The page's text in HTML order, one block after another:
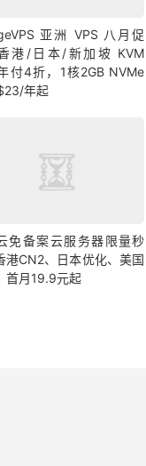
亚洲 VPS 八月促
港/日本/新加坡 KVM
付4折，1核2GB NVMe
年起
免备案云服务器限量秒
港CN2、日本优化、美国
首月19.9元起